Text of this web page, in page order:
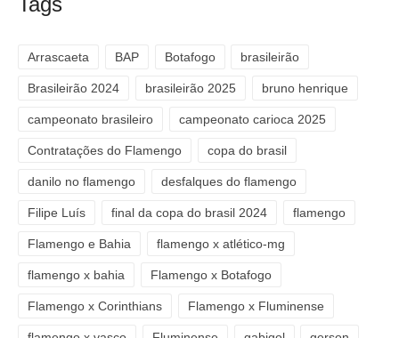
Arrascaeta BAP Botafogo brasileirão
Brasileirão 2024 brasileirão 2025 bruno henrique
campeonato brasileiro campeonato carioca 2025
Contratações do Flamengo copa do brasil
danilo no flamengo desfalques do flamengo
Filipe Luís final da copa do brasil 2024 flamengo
Flamengo e Bahia flamengo x atlético-mg
flamengo x bahia Flamengo x Botafogo
Flamengo x Corinthians Flamengo x Fluminense